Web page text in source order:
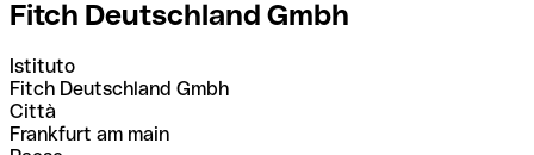
Fitch Deutschland Gmbh
Istituto
Fitch Deutschland Gmbh
Città
Frankfurt am main